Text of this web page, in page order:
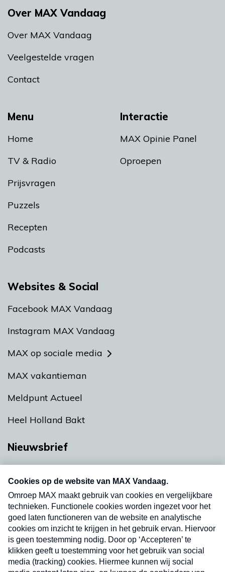
Menu
Home
TV & Radio
Prijsvragen
Puzzels
Recepten
Podcasts
Interactie
MAX Opinie Panel
Oproepen
Over MAX Vandaag
Over MAX Vandaag
Veelgestelde vragen
Contact
Websites & Social
Facebook MAX Vandaag
Instagram MAX Vandaag
MAX op sociale media
MAX vakantieman
Meldpunt Actueel
Heel Holland Bakt
Nieuwsbrief
nieuwsbrief. Elke vrijdag- en dinsdagochtend in
uw mailbox.
Verzend